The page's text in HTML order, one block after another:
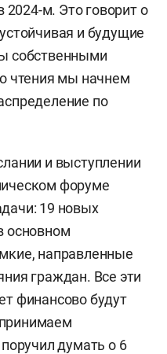
2024-м. Это говорит о
и будущие
собственными
чтения мы начнем
по
и выступлении
форуме
19 новых
основном
направленные
граждан. Все эти
финансово будут
думать о 6